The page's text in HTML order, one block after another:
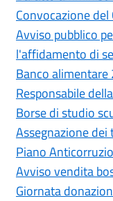
Convocazione
Avviso pubblico
l'affidamento di
Banco alimentare
Responsabile
Borse di studio
Assegnazione
Piano
Avviso vendita
Giornata